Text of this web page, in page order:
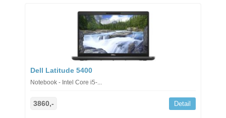
Dell Latitude 5400
Notebook - Intel Core i5-...
3860,- Detail